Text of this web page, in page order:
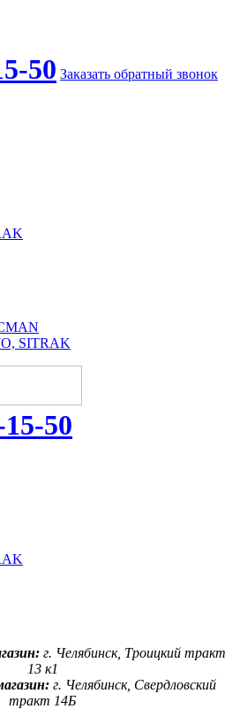
50 Заказать обратный звонок
SITRAK
50
г. Челябинск, Троицкий тракт
13 к1
г. Челябинск, Свердловский
тракт 14Б